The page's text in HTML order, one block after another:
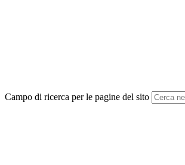
Campo di ricerca per le pagine del sito